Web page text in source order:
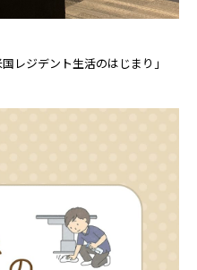
レジデント生活のはじまり」